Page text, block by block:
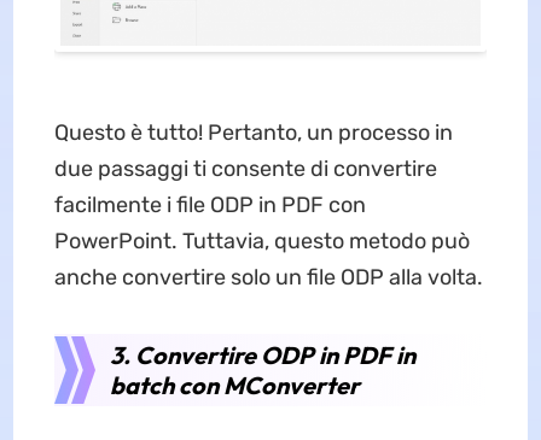
Questo è tutto! Pertanto, un processo in
due passaggi ti consente di convertire
facilmente i file ODP in PDF con
PowerPoint. Tuttavia, questo metodo può
anche convertire solo un file ODP alla volta.
3. Convertire ODP in PDF in
batch con MConverter